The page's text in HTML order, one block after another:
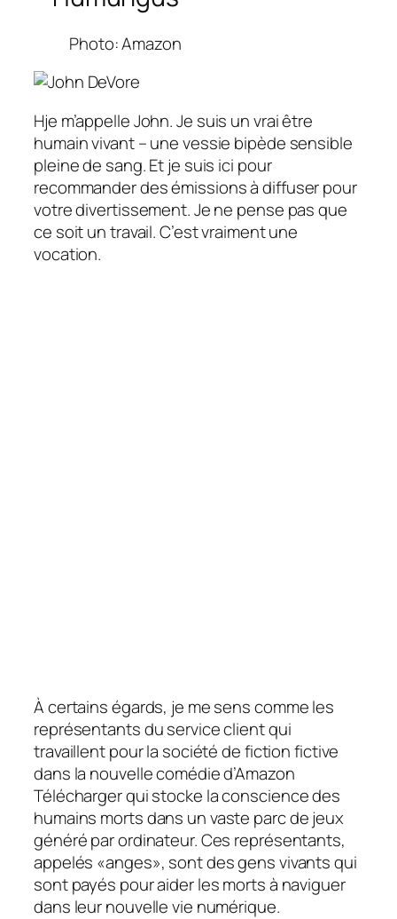
Photo: Amazon
Hje m’appelle John. Je suis un vrai être
humain vivant – une vessie bipède sensible
pleine de sang. Et je suis ici pour
recommander des émissions à diffuser pour
votre divertissement. Je ne pense pas que
ce soit un travail. C’est vraiment une
vocation.
À certains égards, je me sens comme les
représentants du service client qui
travaillent pour la société de fiction fictive
dans la nouvelle comédie d’Amazon
Téléchargerqui stocke la conscience des
humains morts dans un vaste parc de jeux
généré par ordinateur. Ces représentants,
appelés «anges», sont des gens vivants qui
sont payés pour aider les morts à naviguer
dans leur nouvelle vie numérique.